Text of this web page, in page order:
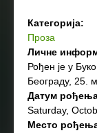
Категорија:
Проза
Личне
Рођен је у
Београду, 25.
Датум
Saturday,
Место